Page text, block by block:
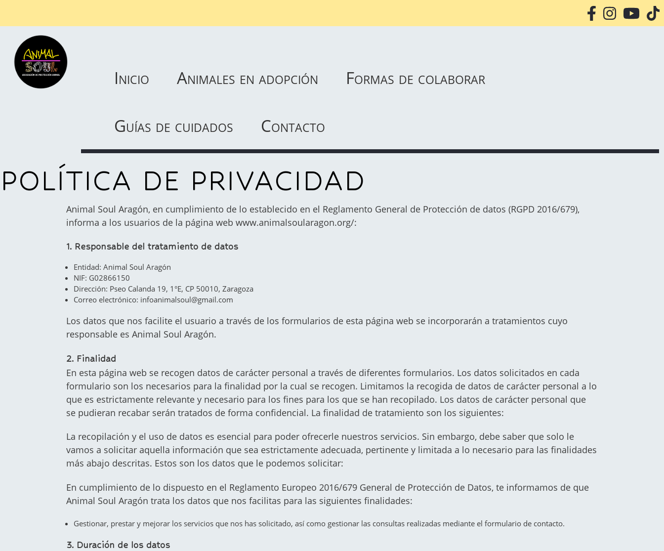
contenido
Inicio Animales en adopción Formas de colaborar
Guías de cuidados Contacto
POLÍTICA DE PRIVACIDAD
Animal Soul Aragón, en cumplimiento de lo establecido en el Reglamento General de Protección de datos (RGPD 2016/679),
informa a los usuarios de la página web www.animalsoularagon.org/:
1. Responsable del tratamiento de datos
Entidad: Animal Soul Aragón
NIF: G02866150
Dirección: Pseo Calanda 19, 1°E, CP 50010, Zaragoza
Correo electrónico: infoanimalsoul@gmail.com
Los datos que nos facilite el usuario a través de los formularios de esta página web se incorporarán a tratamientos cuyo
responsable es Animal Soul Aragón.
2. Finalidad
En esta página web se recogen datos de carácter personal a través de diferentes formularios. Los datos solicitados en cada
formulario son los necesarios para la finalidad por la cual se recogen. Limitamos la recogida de datos de carácter personal a lo
que es estrictamente relevante y necesario para los fines para los que se han recopilado. Los datos de carácter personal que
se pudieran recabar serán tratados de forma confidencial. La finalidad de tratamiento son los siguientes:
La recopilación y el uso de datos es esencial para poder ofrecerle nuestros servicios. Sin embargo, debe saber que solo le
vamos a solicitar aquella información que sea estrictamente adecuada, pertinente y limitada a lo necesario para las finalidades
más abajo descritas. Estos son los datos que le podemos solicitar:
En cumplimiento de lo dispuesto en el Reglamento Europeo 2016/679 General de Protección de Datos, te informamos de que
Animal Soul Aragón trata los datos que nos facilitas para las siguientes finalidades:
Gestionar, prestar y mejorar los servicios que nos has solicitado, así como gestionar las consultas realizadas mediante el formulario de contacto.
3. Duración de los datos